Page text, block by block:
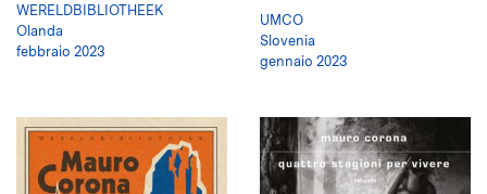
WERELDBIBLIOTHEEK
Olanda
febbraio 2023
UMCO
Slovenia
gennaio 2023